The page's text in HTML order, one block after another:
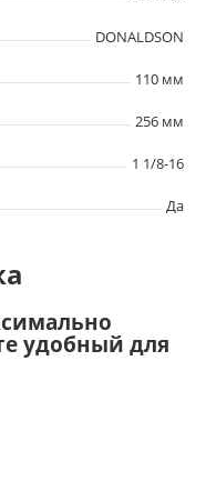
DONALDSON
110 мм
256 мм
1 1/8-16
Да
удобный для